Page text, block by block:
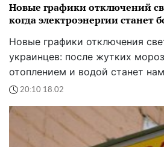
Новые графики отключений
когда электроэнергии станет
Новые графики отключения
украинцев: после жутких
отоплением и водой станет
20:10 18.02